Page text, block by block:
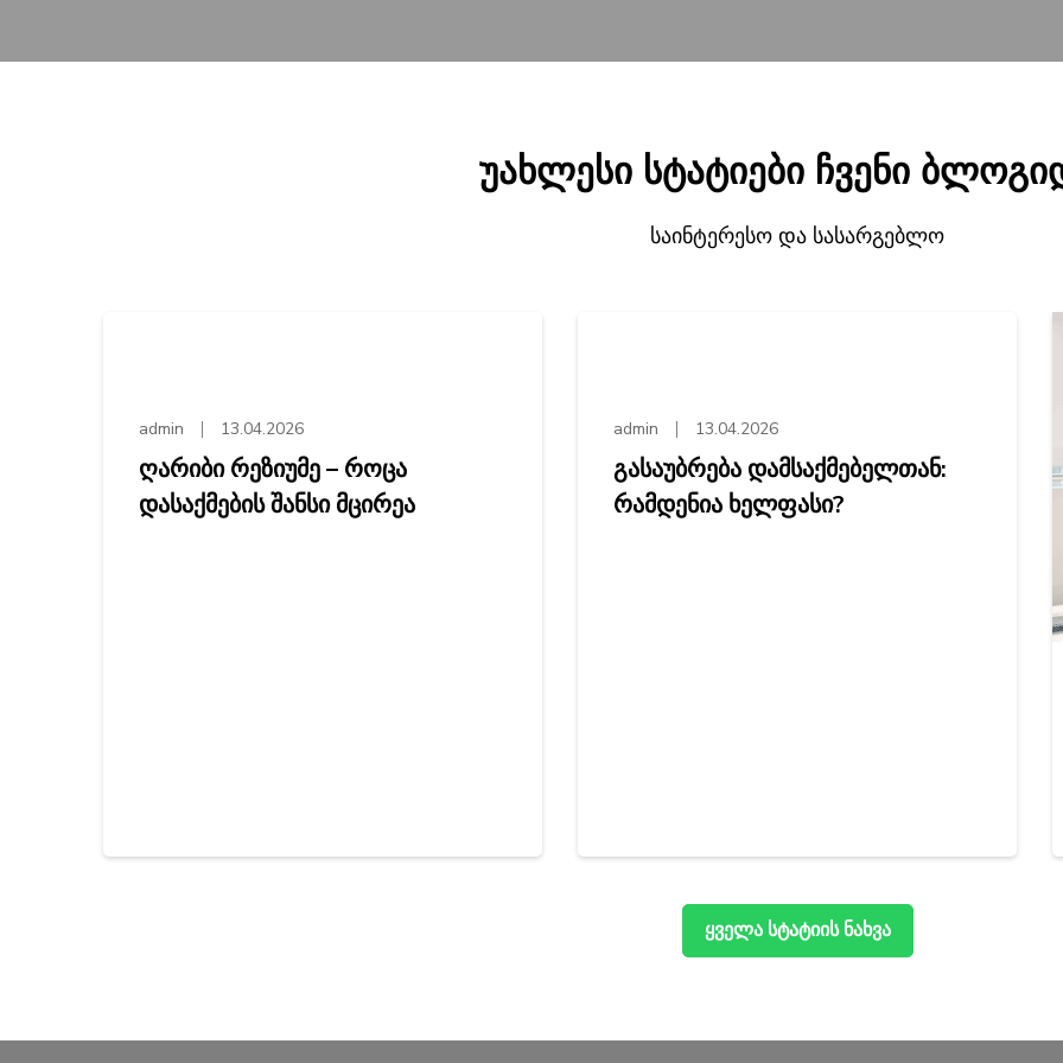
უახლესი სტატიები ჩვენი
საინტერესო და სასარგებლო
admin 13.04.2026
ღარიბი რეზიუმე – როცა
დასაქმების შანსი მცირეა
admin 13.04.2026
გასაუბრება დამსაქმებელთან:
რამდენია ხელფასი?
ყველა სტატიის ნახვა